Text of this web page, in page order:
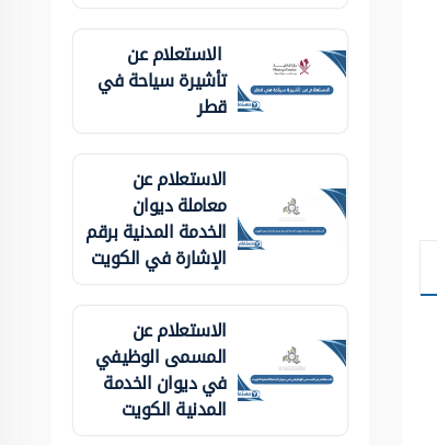
الاستعلام عن
تأشيرة سياحة في
قطر
الاستعلام عن
معاملة ديوان
الخدمة المدنية برقم
الإشارة في الكويت
الاستعلام عن
المسمى الوظيفي
في ديوان الخدمة
المدنية الكويت